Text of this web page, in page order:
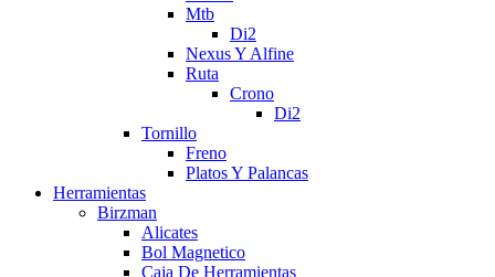
Mtb
Di2
Nexus Y Alfine
Ruta
Crono
Di2
Tornillo
Freno
Platos Y Palancas
Herramientas
Birzman
Alicates
Bol Magnetico
Caja De Herramientas